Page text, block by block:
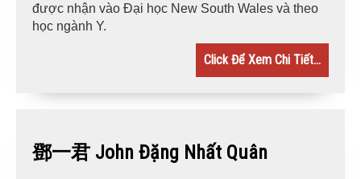
được nhận vào Đại học New South Wales và theo
học ngành Y.
Click Để Xem Chi Tiết...
鄧一君 John Đặng Nhất Quân